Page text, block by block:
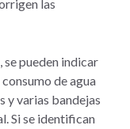
las
se pueden indicar
de agua
y varias bandejas
Si se identifican